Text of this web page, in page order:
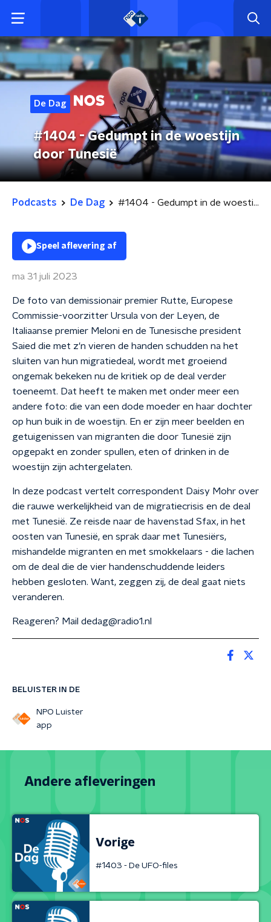
De Dag
#1404 - Gedumpt in de woestijn
door Tunesië
Podcasts De Dag #1404 - Gedumpt in de woestijn door Tunesië
BELUISTER IN DE
NPO Luister
app
Speel aflevering af
ma 31 juli 2023
De foto van demissionair premier Rutte, Europese
Commissie-voorzitter Ursula von der Leyen, de
Italiaanse premier Meloni en de Tunesische president
Saied die met z'n vieren de handen schudden na het
sluiten van hun migratiedeal, wordt met groeiend
ongemak bekeken nu de kritiek op de deal verder
toeneemt. Dat heeft te maken met onder meer een
andere foto: die van een dode moeder en haar dochter
op hun buik in de woestijn. En er zijn meer beelden en
getuigenissen van migranten die door Tunesië zijn
opgepakt en zonder spullen, eten of drinken in de
woestijn zijn achtergelaten.
In deze podcast vertelt correspondent Daisy Mohr over
die rauwe werkelijkheid van de migratiecrisis en de deal
met Tunesië. Ze reisde naar de havenstad Sfax, in het
oosten van Tunesië, en sprak daar met Tunesiërs,
mishandelde migranten en met smokkelaars - die lachen
om de deal die de vier handenschuddende leiders
hebben gesloten. Want, zeggen zij, de deal gaat niets
veranderen.
Reageren? Mail dedag@radio1.nl
Andere afleveringen
Vorige
#1403 - De UFO-files